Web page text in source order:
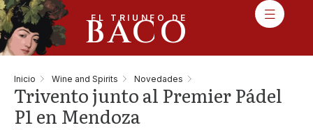
EL TRIUNFO DE
BACO
Inicio Wine and Spirits Novedades
Trivento junto al Premier Pádel
P1 en Mendoza